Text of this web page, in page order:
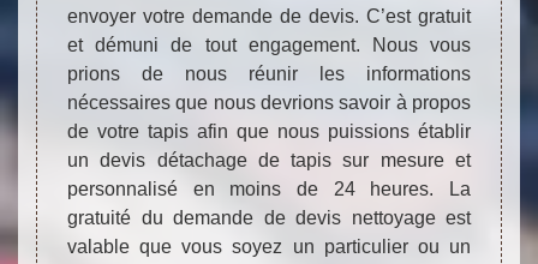
envoyer votre demande de devis. C’est gratuit
et démuni de tout engagement. Nous vous
prions de nous réunir les informations
nécessaires que nous devrions savoir à propos
de votre tapis afin que nous puissions établir
un devis détachage de tapis sur mesure et
personnalisé en moins de 24 heures. La
gratuité du demande de devis nettoyage est
valable que vous soyez un particulier ou un